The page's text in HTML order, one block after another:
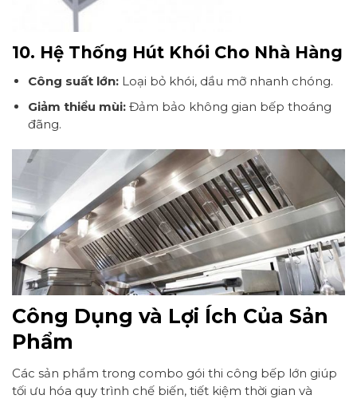
10. Hệ Thống Hút Khói Cho Nhà Hàng
Công suất lớn:Loại bỏ khói, dầu mỡ nhanh chóng.
Giảm thiểu mùi:Đảm bảo không gian bếp thoáng
đãng.
Công Dụng và Lợi Ích Của Sản
Phẩm
Các sản phẩm trong combo gói thi công bếp lớn giúp
tối ưu hóa quy trình chế biến, tiết kiệm thời gian và